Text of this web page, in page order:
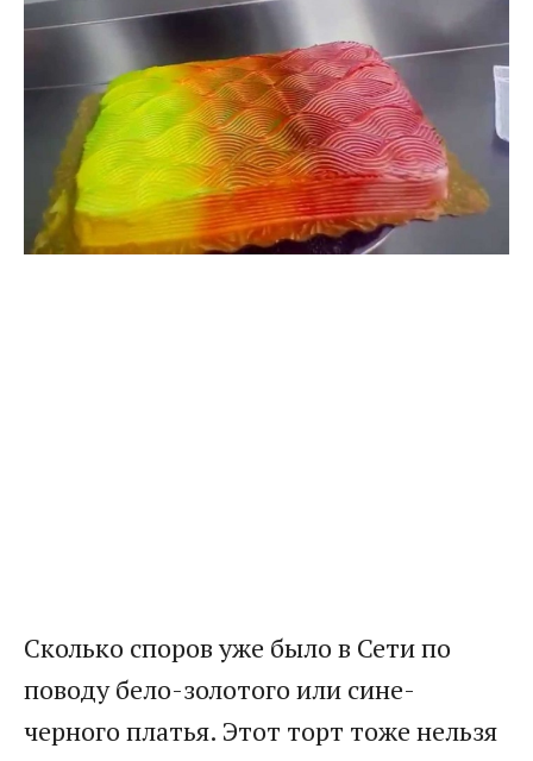
Сколько споров уже было в Сети по
поводу бело-золотого или сине-
черного платья. Этот торт тоже нельзя